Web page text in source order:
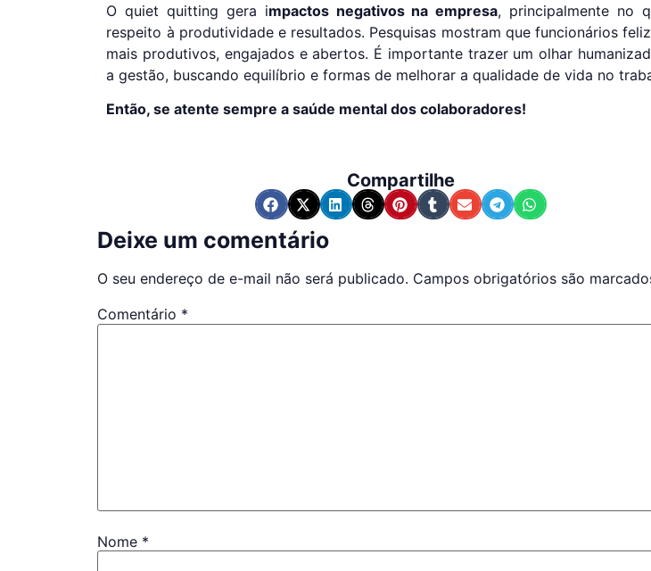
O quiet quitting gera impactos negativos na empresa, principalmente no
respeito à produtividade e resultados. Pesquisas mostram que funcionários
mais produtivos, engajados e abertos. É importante trazer um olhar
a gestão, buscando equilíbrio e formas de melhorar a qualidade de vida no
Então, se atente sempre a saúde mental dos colaboradores!
Compartilhe
Deixe um comentário
O seu endereço de e-mail não será publicado. Campos obrigatórios são
Comentário *
Nome *